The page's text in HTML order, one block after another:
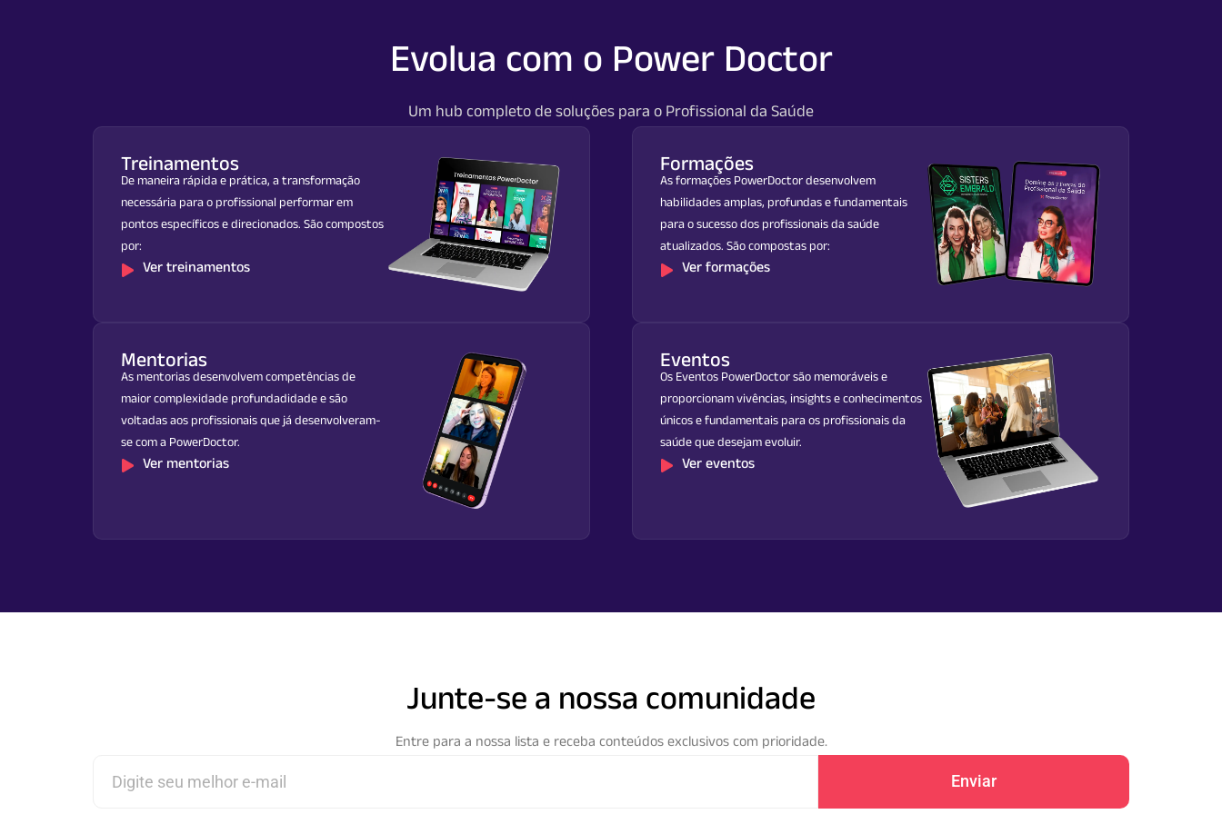
Evolua com o Power Doctor
Um hub completo de soluções para o Profissional da Saúde
Treinamentos
De maneira rápida e prática, a transformação
necessária para o profissional performar em
pontos específicos e direcionados. São compostos
por:
Ver treinamentos
Formações
As formações PowerDoctor desenvolvem
habilidades amplas, profundas e fundamentais
para o sucesso dos profissionais da saúde
atualizados. São compostas por:
Ver formações
Mentorias
As mentorias desenvolvem competências de
maior complexidade profundadidade e são
voltadas aos profissionais que já desenvolveram-
se com a PowerDoctor.
Ver mentorias
Eventos
Os Eventos PowerDoctor são memoráveis e
proporcionam vivências, insights e conhecimentos
únicos e fundamentais para os profissionais da
saúde que desejam evoluir.
Ver eventos
Junte-se a nossa comunidade
Entre para a nossa lista e receba conteúdos exclusivos com prioridade.​
Enviar